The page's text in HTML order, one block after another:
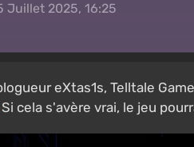
Juillet 2025, 16:25
eXtas1s, Telltale
Si cela s'avère vrai, le jeu